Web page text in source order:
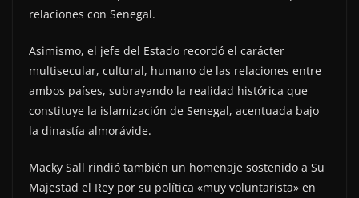
relaciones con Senegal.
Asimismo, el jefe del Estado recordó el carácter
multisecular, cultural, humano de las relaciones entre
ambos países, subrayando la realidad histórica que
constituye la islamización de Senegal, acentuada bajo
la dinastía almorávide.
Macky Sall rindió también un homenaje sostenido a Su
Majestad el Rey por su política «muy voluntarista» en